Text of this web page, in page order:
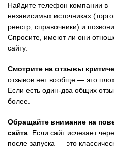
Найдите телефон компании в
независимых источниках
реестр, справочники) и
Спросите, имеют ли они
сайту.
Смотрите на отзывы
отзывов нет вообще — это
Если есть один-два общих
более.
Обращайте внимание на
сайта . Если сайт исчезает
после запуска — это